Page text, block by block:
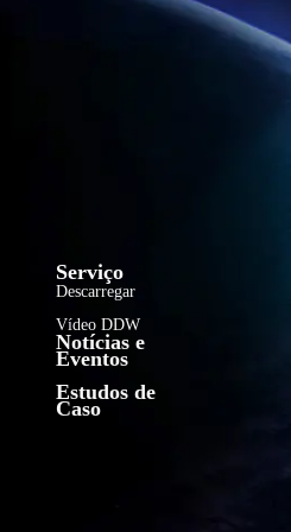
Serviço
Descarregar
Vídeo DDW
Notícias e
Eventos
Estudos de
Caso
Italiano
Tiếng Việt
한국어
Bahasa Indonesia